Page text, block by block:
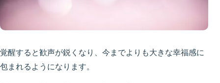
覚醒すると歓声が鋭くなり、今までよりも大きな幸福感に
包まれるようになります。